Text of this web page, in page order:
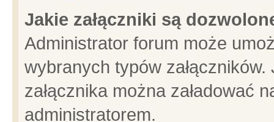
Jakie załączniki są
Administrator forum może
wybranych typów
załącznika można załadować
administratorem.